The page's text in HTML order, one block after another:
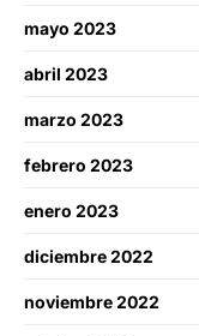
mayo 2023
abril 2023
marzo 2023
febrero 2023
enero 2023
diciembre 2022
noviembre 2022